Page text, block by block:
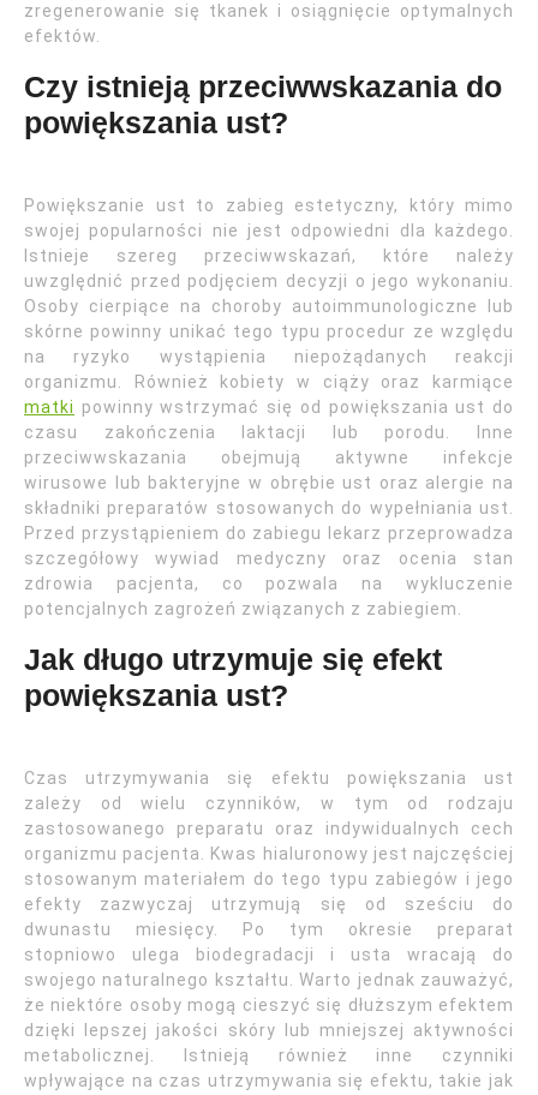
zregenerowanie się tkanek i osiągnięcie optymalnych
efektów.
Czy istnieją przeciwwskazania do
powiększania ust?
Powiększanie ust to zabieg estetyczny, który mimo
swojej popularności nie jest odpowiedni dla każdego.
Istnieje szereg przeciwwskazań, które należy
uwzględnić przed podjęciem decyzji o jego wykonaniu.
Osoby cierpiące na choroby autoimmunologiczne lub
skórne powinny unikać tego typu procedur ze względu
na ryzyko wystąpienia niepożądanych reakcji
organizmu. Również kobiety w ciąży oraz karmiące
matki powinny wstrzymać się od powiększania ust do
czasu zakończenia laktacji lub porodu. Inne
przeciwwskazania obejmują aktywne infekcje
wirusowe lub bakteryjne w obrębie ust oraz alergie na
składniki preparatów stosowanych do wypełniania ust.
Przed przystąpieniem do zabiegu lekarz przeprowadza
szczegółowy wywiad medyczny oraz ocenia stan
zdrowia pacjenta, co pozwala na wykluczenie
potencjalnych zagrożeń związanych z zabiegiem.
Jak długo utrzymuje się efekt
powiększania ust?
Czas utrzymywania się efektu powiększania ust
zależy od wielu czynników, w tym od rodzaju
zastosowanego preparatu oraz indywidualnych cech
organizmu pacjenta. Kwas hialuronowy jest najczęściej
stosowanym materiałem do tego typu zabiegów i jego
efekty zazwyczaj utrzymują się od sześciu do
dwunastu miesięcy. Po tym okresie preparat
stopniowo ulega biodegradacji i usta wracają do
swojego naturalnego kształtu. Warto jednak zauważyć,
że niektóre osoby mogą cieszyć się dłuższym efektem
dzięki lepszej jakości skóry lub mniejszej aktywności
metabolicznej. Istnieją również inne czynniki
wpływające na czas utrzymywania się efektu, takie jak